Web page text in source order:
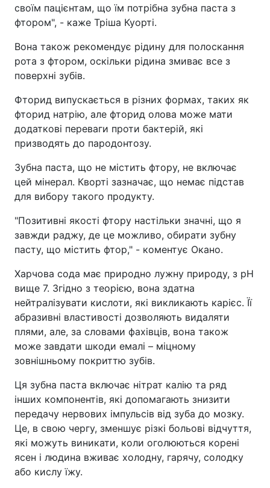
своїм пацієнтам, що їм потрібна зубна паста з
фтором", - каже Тріша Куорті.
Вона також рекомендує рідину для полоскання
рота з фтором, оскільки рідина змиває все з
поверхні зубів.
Фторид випускається в різних формах, таких як
фторид натрію, але фторид олова може мати
додаткові переваги проти бактерій, які
призводять до пародонтозу.
Зубна паста, що не містить фтору, не включає
цей мінерал. Кворті зазначає, що немає підстав
для вибору такого продукту.
"Позитивні якості фтору настільки значні, що я
завжди раджу, де це можливо, обирати зубну
пасту, що містить фтор," - коментує Окано.
Харчова сода має природно лужну природу, з рН
вище 7. Згідно з теорією, вона здатна
нейтралізувати кислоти, які викликають карієс. Її
абразивні властивості дозволяють видаляти
плями, але, за словами фахівців, вона також
може завдати шкоди емалі – міцному
зовнішньому покриттю зубів.
Ця зубна паста включає нітрат калію та ряд
інших компонентів, які допомагають знизити
передачу нервових імпульсів від зуба до мозку.
Це, в свою чергу, зменшує різкі больові відчуття,
які можуть виникати, коли оголюються корені
ясен і людина вживає холодну, гарячу, солодку
або кислу їжу.